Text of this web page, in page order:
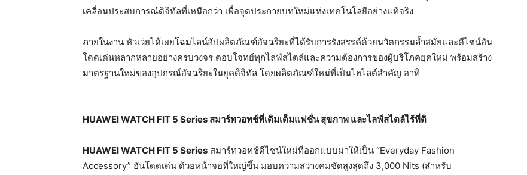
เคลื่อนประสบการณ์ดิจิทัลที่เหนือกว่า เพื่อจุดประกายบทใหม่แห่งเทคโนโลยีอย่างแท้จริง
ภายในงาน หัวเว่ยได้เผยโฉมไลน์อัปผลิตภัณฑ์อัจฉริยะที่ได้รับการรังสรรค์ด้วยนวัตกรรมล้ำสมัยและดีไซน์อัน
โดดเด่นหลากหลายอย่างครบวงจร ตอบโจทย์ทุกไลฟ์สไตล์และความต้องการของผู้บริโภคยุคใหม่ พร้อมสร้าง
มาตรฐานใหม่ของอุปกรณ์อัจฉริยะในยุคดิจิทัล โดยผลิตภัณฑ์ใหม่ที่เป็นไฮไลต์สำคัญ อาทิ
HUAWEI WATCH FIT 5 Series สมาร์ทวอทช์ที่เติมเต็มแฟชั่น สุขภาพ และไลฟ์สไตล์ไร้ที่ติ
HUAWEI WATCH FIT 5 Series สมาร์ทวอทช์ดีไซน์ใหม่ที่ออกแบบมาให้เป็น “Everyday Fashion
Accessory” อันโดดเด่น ด้วยหน้าจอที่ใหญ่ขึ้น มอบความสว่างคมชัดสูงสุดถึง 3,000 Nits (สำหรับ